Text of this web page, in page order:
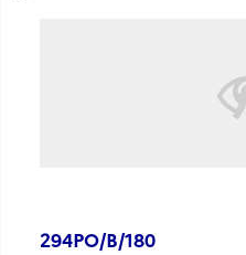
294PO/B/180